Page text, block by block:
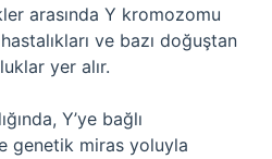
arasında Y kromozomu
ve bazı doğuştan
yer alır.
Y’ye bağlı
genetik miras yoluyla